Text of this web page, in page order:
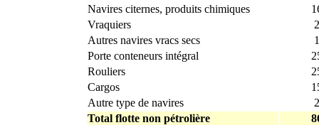
Navires citernes, produits chimiques
Vraquiers
2
Autres navires vracs secs
1
Porte conteneurs intégral
Rouliers
Cargos
Autre type de navires
2
Total flotte non pétrolière